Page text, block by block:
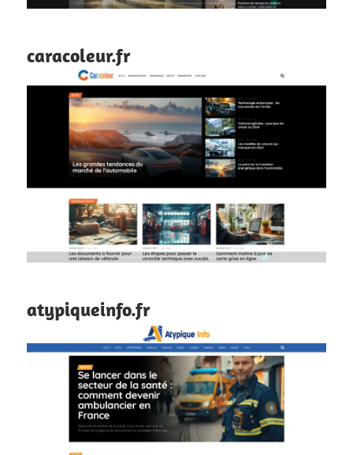
caracoleur.fr
atypiqueinfo.fr